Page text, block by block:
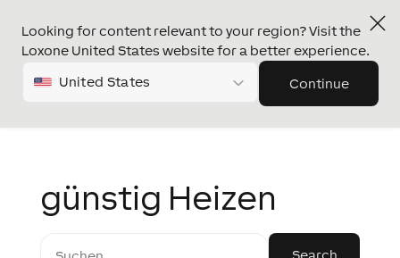
Looking for content relevant to your region? Visit the
Loxone United States website for a better experience.
United States Continue
günstig Heizen